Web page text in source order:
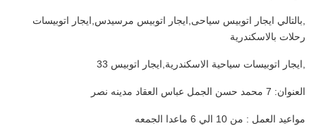
,بالتالي ايجار اتوبيس سياحى,ايجار اتوبيس مرسيدس,ايجار اتوبيسات
رحلات بالاسكندرية
,ايجار اتوبيسات سياحية الاسكندرية,ايجار اتوبيس 33
العنوان: 7 محمد حسن الجمل عباس العقاد مدينه نصر
مواعيد العمل : من 10 الي 6 ماعدا الجمعه